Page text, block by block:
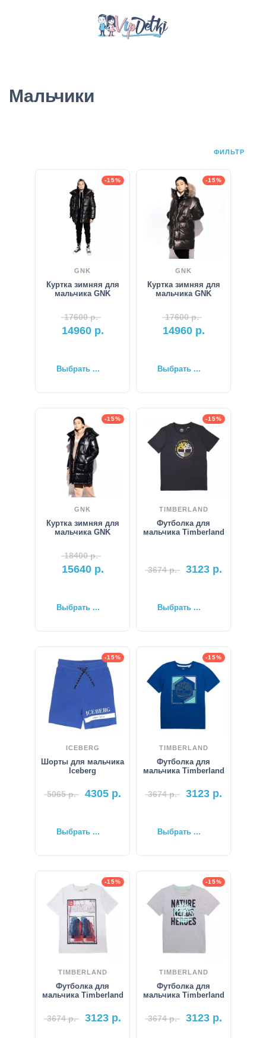
Мальчики
ФИЛЬТР
-15%
GNK
Куртка зимняя для
мальчика GNK
17600р.
14960р.
Выбрать ...
-15%
GNK
Куртка зимняя для
мальчика GNK
17600р.
14960р.
Выбрать ...
-15%
GNK
Куртка зимняя для
мальчика GNK
18400р.
15640р.
Выбрать ...
-15%
TIMBERLAND
Футболка для
мальчика Timberland
3674р. 3123 р.
Выбрать ...
-15%
ICEBERG
Шорты для мальчика
Iceberg
5065р. 4305 р.
Выбрать ...
-15%
TIMBERLAND
Футболка для
мальчика Timberland
3674р. 3123 р.
Выбрать ...
-15%
TIMBERLAND
Футболка для
мальчика Timberland
3674р. 3123 р.
-15%
TIMBERLAND
Футболка для
мальчика Timberland
3674р. 3123 р.